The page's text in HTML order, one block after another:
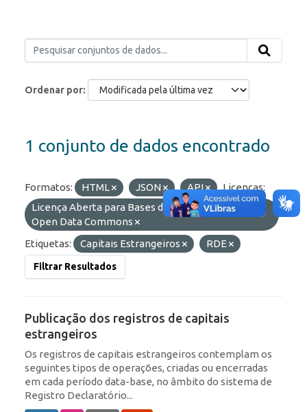
Ordenar por
1 conjunto de dados encontrado
Formatos: HTML JSON API
Licenças:
Licença Aberta para Bases de Dados (ODbL) do
Open Data Commons
Etiquetas:
Capitais Estrangeiros RDE
Filtrar Resultados
Publicação dos registros de capitais
estrangeiros
Os registros de capitais estrangeiros contemplam os
seguintes tipos de operações, criadas ou encerradas
em cada período data-base, no âmbito do sistema de
Registro Declaratório...